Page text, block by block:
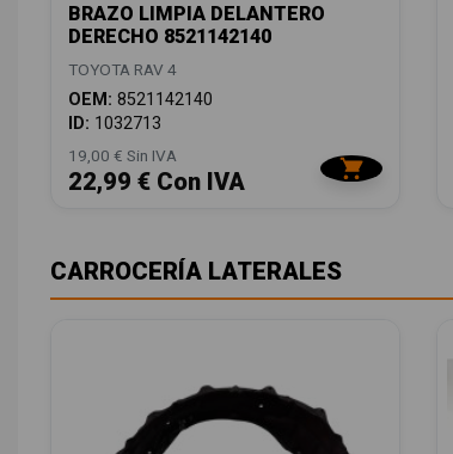
BRAZO LIMPIA DELANTERO
DERECHO 8521142140
TOYOTA RAV 4
OEM: 8521142140
ID: 1032713
19,00 € Sin IVA
22,99 € Con IVA
CARROCERÍA LATERALES